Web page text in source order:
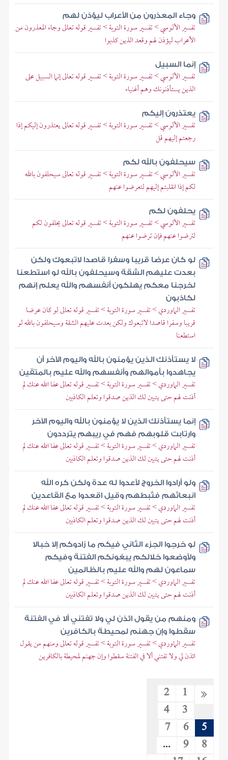
وجاء المعذرون من الأعراب ليؤذن لهم
تفسير الألوسي > تفسير سورة التوبة > تفسير قوله تعالى وجاء المعذرون من
الأعراب ليؤذن لهم وقعد الذين كذبوا
إنما السبيل
تفسير الألوسي > تفسير سورة التوبة > تفسير قوله تعالى إنما السبيل على
الذين يستأذنونك وهم أغنياء
يعتذرون إليكم
تفسير الألوسي > تفسير سورة التوبة > تفسير قوله تعالى يعتذرون إليكم إذا
رجعتم إليهم قل
سيحلفون بالله لكم
تفسير الألوسي > تفسير سورة التوبة > تفسير قوله تعالى سيحلفون بالله
لكم إذا انقلبتم إليهم لتعرضوا عنهم
يحلفون لكم
تفسير الألوسي > تفسير سورة التوبة > تفسير قوله تعالى يحلفون لكم
لترضوا عنهم فإن ترضوا عنهم
لو كان عرضا قريبا وسفرا قاصدا لاتبعوك ولكن
بعدت عليهم الشقة وسيحلفون بالله لو استطعنا
لخرجنا معكم يهلكون أنفسهم والله يعلم إنهم
لكاذبون
تفسير الماوردي > تفسير سورة التوبة > تفسير قوله تعالى لو كان عرضا
قريبا وسفرا قاصدا لاتبعوك ولكن بعدت عليهم الشقة وسيحلفون بالله لو
استطعنا
لا يستأذنك الذين يؤمنون بالله واليوم الآخر أن
يجاهدوا بأموالهم وأنفسهم والله عليم بالمتقين
تفسير الماوردي > تفسير سورة التوبة > تفسير قوله تعالى عفا الله عنك لم
أذنت لهم حتى يتبين لك الذين صدقوا وتعلم الكاذبين
إنما يستأذنك الذين لا يؤمنون بالله واليوم الآخر
وارتابت قلوبهم فهم في ريبهم يترددون
تفسير الماوردي > تفسير سورة التوبة > تفسير قوله تعالى عفا الله عنك لم
أذنت لهم حتى يتبين لك الذين صدقوا وتعلم الكاذبين
ولو أرادوا الخروج لأعدوا له عدة ولكن كره الله
انبعاثهم فثبطهم وقيل اقعدوا مع القاعدين
تفسير الماوردي > تفسير سورة التوبة > تفسير قوله تعالى عفا الله عنك لم
أذنت لهم حتى يتبين لك الذين صدقوا وتعلم الكاذبين
لو خرجوا الجزء الثاني فيكم ما زادوكم إلا خبالا
ولأوضعوا خلالكم يبغونكم الفتنة وفيكم
سماعون لهم والله عليم بالظالمين
تفسير الماوردي > تفسير سورة التوبة > تفسير قوله تعالى عفا الله عنك لم
أذنت لهم حتى يتبين لك الذين صدقوا وتعلم الكاذبين
ومنهم من يقول ائذن لي ولا تفتني ألا في الفتنة
سقطوا وإن جهنم لمحيطة بالكافرين
تفسير الماوردي > تفسير سورة التوبة > تفسير قوله تعالى ومنهم من يقول
ائذن لي ولا تفتني ألا في الفتنة سقطوا وإن جهنم لمحيطة بالكافرين
1
2
3
4
5
6
7
8
9
...